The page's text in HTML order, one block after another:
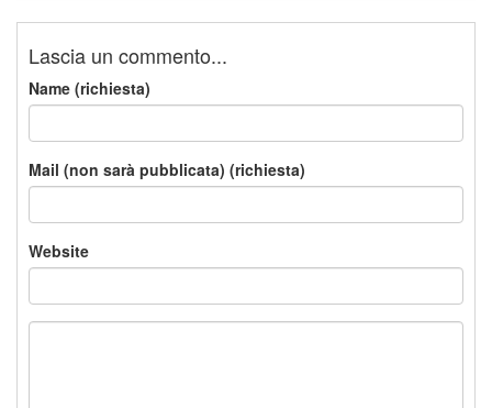
Lascia un commento...
Name (richiesta)
Mail (non sarà pubblicata) (richiesta)
Website